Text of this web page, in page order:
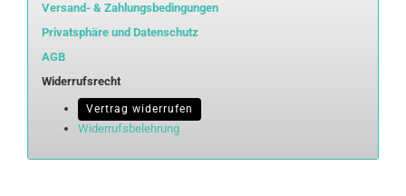
Versand- & Zahlungsbedingungen
Privatsphäre und Datenschutz
AGB
Widerrufsrecht
Vertrag widerrufen
Widerrufsbelehrung